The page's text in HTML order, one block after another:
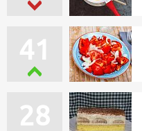
41
28